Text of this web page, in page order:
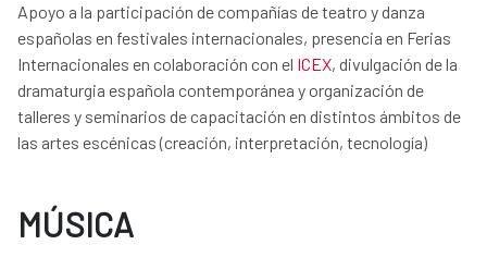
Apoyo a la participación de compañías de teatro y danza
españolas en festivales internacionales, presencia en Ferias
Internacionales en colaboración con el ICEX, divulgación de la
dramaturgia española contemporánea y organización de
talleres y seminarios de capacitación en distintos ámbitos de
las artes escénicas (creación, interpretación, tecnología)
MÚSICA